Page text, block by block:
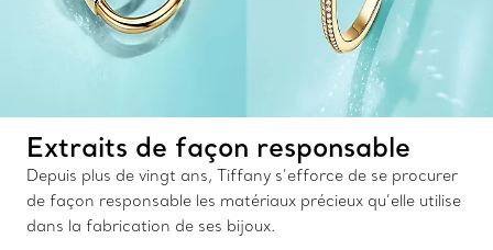
Extraits de façon responsable
Depuis plus de vingt ans, Tiffany s’efforce de se procurer
de façon responsable les matériaux précieux qu’elle utilise
dans la fabrication de ses bijoux.